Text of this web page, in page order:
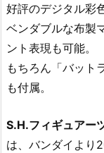
好評のデジタル彩
ベンダブルな布製
ント表現も可能。
もちろん「バット
も付属。
S.H.フィギュアー
は、バンダイより